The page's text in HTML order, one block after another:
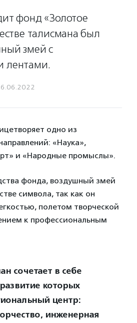
фонд «Золотое
талисмана был
змей с
лентами.
одно из
«Наука»,
и «Народные промыслы».
фонда, воздушный змей
символа, так как он
полетом творческой
к профессиональным
сочетает в себе
которых
центр:
инженерная